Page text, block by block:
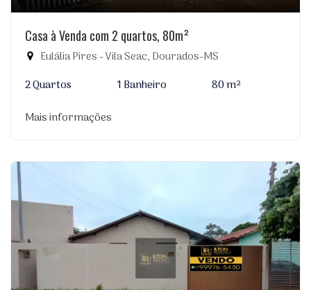
Casa à Venda com 2 quartos, 80m²
Eulália Pires - Vila Seac, Dourados-MS
2 Quartos
1 Banheiro
80 m²
Mais informações